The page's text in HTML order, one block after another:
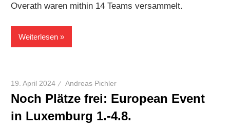
Overath waren mithin 14 Teams versammelt.
Weiterlesen
19. April 2024 Andreas Pichler
Noch Plätze frei: European Event
in Luxemburg 1.-4.8.